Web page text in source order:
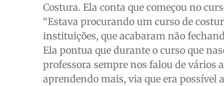
Costura. Ela conta que começou no
“Estava procurando um curso de
instituições, que acabaram não
Ela pontua que durante o curso que
professora sempre nos falou de vários
aprendendo mais, via que era